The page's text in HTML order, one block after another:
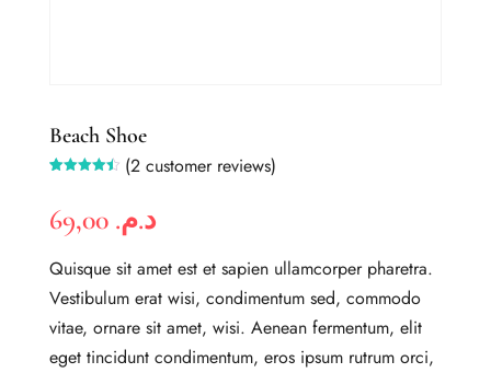
Beach Shoe
based on
customer
ratings
(2customer reviews)
د.م.
Quisque sit amet est et sapien ullamcorper pharetra.
Vestibulum erat wisi, condimentum sed, commodo
vitae, ornare sit amet, wisi. Aenean fermentum, elit
eget tincidunt condimentum, eros ipsum rutrum orci,